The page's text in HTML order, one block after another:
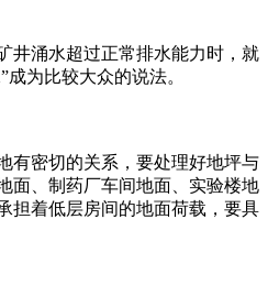
井涌水超过正常排水能力时，就
为比较大众的说法。
有密切的关系，要处理好地坪与
面、制药厂车间地面、实验楼地
担着低层房间的地面荷载，要具